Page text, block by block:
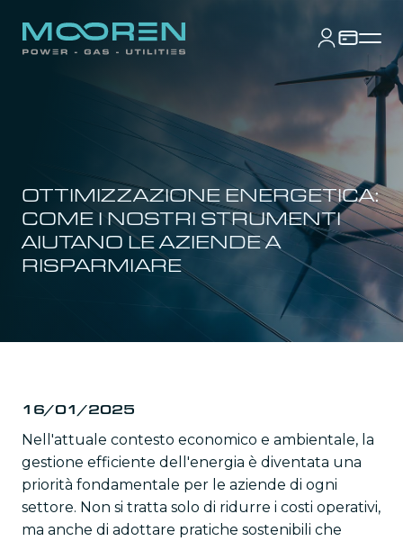
OTTIMIZZAZIONE ENERGETICA:
COME I NOSTRI STRUMENTI
AIUTANO LE AZIENDE A
RISPARMIARE
16/01/2025
Nell'attuale contesto economico e ambientale, la
gestione efficiente dell'energia è diventata una
priorità fondamentale per le aziende di ogni
settore. Non si tratta solo di ridurre i costi operativi,
ma anche di adottare pratiche sostenibili che